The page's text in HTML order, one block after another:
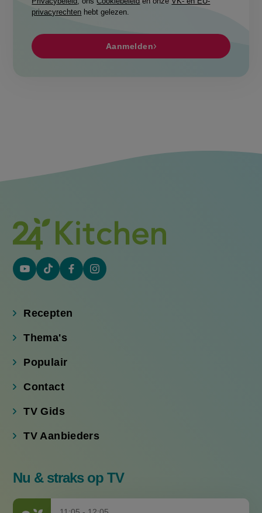
privacyrechten hebt gelezen.
Aanmelden
YouTube
link)
Tiktok
link)
Facebook
link)
Instagram
Recepten
Thema's
Populair
Contact
TV Gids
TV Aanbieders
Nu & straks op TV